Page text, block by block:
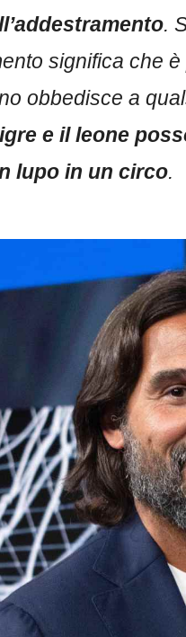
.
significa che
obbedisce a
e il leone
lupo in un circo.